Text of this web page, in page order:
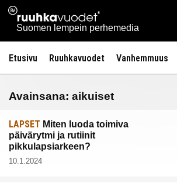
Siirry
sisältöön
Ruuhkavuodet.fi
Suomen lempein perhemedia
Etusivu Ruuhkavuodet Vanhemmuus
Avainsana: aikuiset
LAPSET Miten luoda toimiva
päivärytmi ja rutiinit
pikkulapsiarkeen?
10.1.2024